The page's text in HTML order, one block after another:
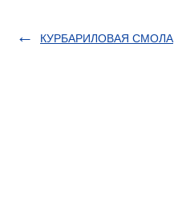
КУРБАРИЛОВАЯ СМОЛА